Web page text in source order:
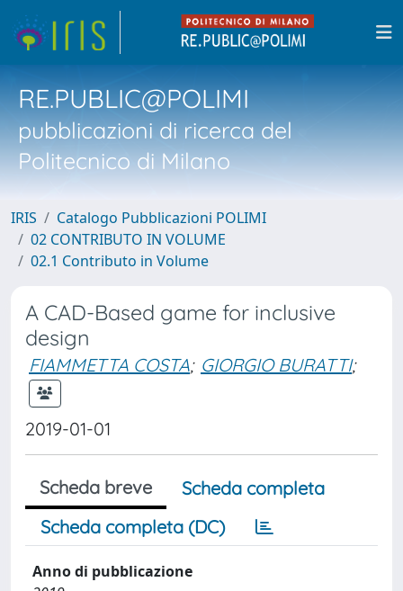
RE.PUBLIC@POLIMI
pubblicazioni di ricerca del
Politecnico di Milano
IRIS
Catalogo Pubblicazioni POLIMI
02 CONTRIBUTO IN VOLUME
02.1 Contributo in Volume
A CAD-Based game for inclusive
design
FIAMMETTA COSTA; GIORGIO BURATTI;
2019-01-01
Scheda breve
Scheda completa
Scheda completa (DC)
Anno di pubblicazione